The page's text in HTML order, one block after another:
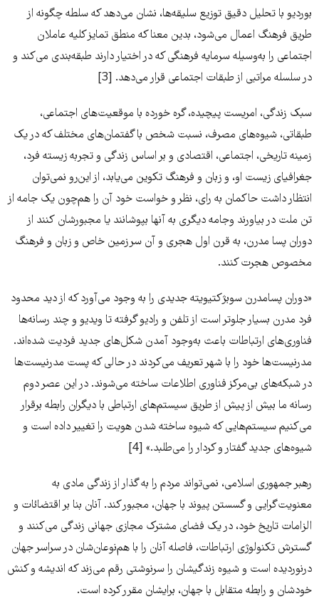
بوردیو با تحلیل دقیق توزیع سلیقه‌ها، نشان می‌دهد که سلطه چگونه از
طریق فرهنگ اعمال می‌شود، بدین معنا که منطق تمایز کلیه عاملان
اجتماعی را به‌وسیله سرمایه فرهنگی که در اختیار دارند طبقه‌بندی می‌کند و
در سلسله مراتبی از طبقات اجتماعی قرار می‌دهد. [3]
سبک زندگی، امریست پیچیده، گره خورده با موقعیت‌های اجتماعی،
طبقاتی، شیوه‌های مصرف، نسبت شخص با گفتمان‌های مختلف که در یک
زمینه تاریخی، اجتماعی، اقتصادی و بر اساس زندگی و تجربه زیسته فرد،
جغرافیای زیست او، و زبان و فرهنگ تکوین می‌یابد، از این‌رو نمی‌توان
انتظار داشت حاکمان به رای، نظر و خواست خود آن را هم‌چون یک جامه از
تن ملت در بیاورند وجامه دیگری به آنها بپوشانند یا مجبورشان کنند از
دوران پسا مدرن، به قرن اول هجری و آن سرزمین خاص و زبان و فرهنگ
مخصوص هجرت کنند.
«دوران پسامدرن سوبژکتیویته جدیدی را به وجود می‌آورد که از دید محدود
فرد مدرن بسیار جلوتر است از تلفن و رادیو گرفته تا ویدیو و چند رسانه‌ها
فناوری‌های ارتباطات باعث به‌وجود آمدن شکل‌های جدید فردیت شده‌اند.
مدرنیست‌ها خود را با شهر تعریف می‌کردند در حالی که پست مدرنیست‌ها
در شبکه‌های بی‌مرکز فناوری اطلاعات ساخته می‌شوند. در این عصر دوم
رسانه ما بیش از پیش از طریق سیستم‌های ارتباطی با دیگران رابطه برقرار
می‌کنیم سیستم‌هایی که شیوه ساخته شدن هویت را تغییر داده است و
شیوه‌های جدید گفتار و کردار را می‌طلبد.» [4]
رهبر جمهوری اسلامی، نمی‌تواند مردم را به گذار از زندگی مادی به
معنویت‌گرایی و گسستن پیوند با جهان، مجبور کند. آنان بنا بر اقتضائات و
الزامات تاریخ خود، در یک فضای مشترک مجازی جهانی زندگی می‌کنند و
گسترش تکنولوژی ارتباطات، فاصله آنان را با هم‌نوعان‌شان در سراسر جهان
درنوردیده است و شیوه زندگیشان را سرنوشتی رقم می‌زند که اندیشه و کنش
خودشان و رابطه متقابل با جهان، برایشان مقرر کرده است.